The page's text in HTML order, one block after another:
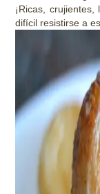
¡Ricas,
difícil resistirse a